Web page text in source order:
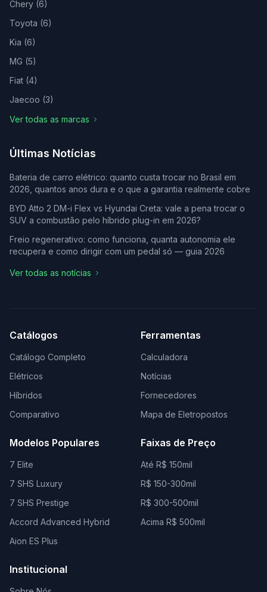
Chery (6)
Toyota (6)
Kia (6)
MG (5)
Fiat (4)
Jaecoo (3)
Ver todas as marcas
Últimas Notícias
Bateria de carro elétrico: quanto custa trocar no Brasil em
2026, quantos anos dura e o que a garantia realmente cobre
BYD Atto 2 DM-i Flex vs Hyundai Creta: vale a pena trocar o
SUV a combustão pelo híbrido plug-in em 2026?
Freio regenerativo: como funciona, quanta autonomia ele
recupera e como dirigir com um pedal só — guia 2026
Ver todas as notícias
Catálogos
Catálogo Completo
Elétricos
Híbridos
Comparativo
Ferramentas
Calculadora
Notícias
Fornecedores
Mapa de Eletropostos
Modelos Populares
7 Elite
7 SHS Luxury
7 SHS Prestige
Accord Advanced Hybrid
Aion ES Plus
Faixas de Preço
Até R$ 150mil
R$ 150-300mil
R$ 300-500mil
Acima R$ 500mil
Institucional